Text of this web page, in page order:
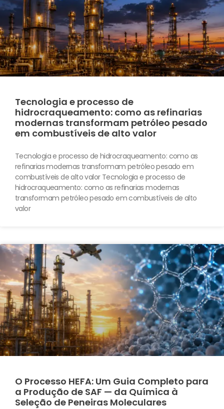
Tecnologia e processo de
hidrocraqueamento: como as refinarias
modernas transformam petróleo pesado
em combustíveis de alto valor
Tecnologia e processo de hidrocraqueamento: como as
refinarias modernas transformam petróleo pesado em
combustíveis de alto valor Tecnologia e processo de
hidrocraqueamento: como as refinarias modernas
transformam petróleo pesado em combustíveis de alto
valor
O Processo HEFA: Um Guia Completo para
a Produção de SAF — da Química à
Seleção de Peneiras Moleculares